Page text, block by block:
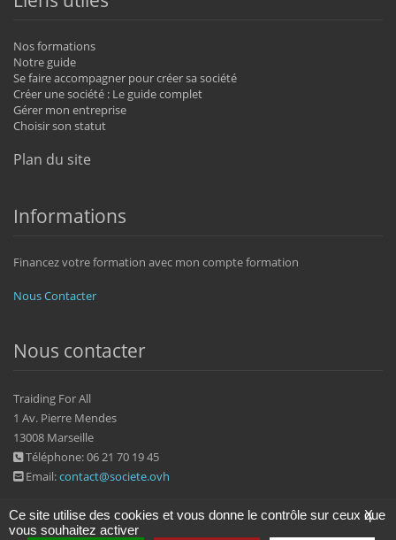
Nos formations
Notre guide
Se faire accompagner pour créer sa société
Créer une société : Le guide complet
Gérer mon entreprise
Choisir son statut
Plan du site
Informations
Financez votre formation avec mon compte formation
Nous Contacter
Nous contacter
Traiding For All
1 Av. Pierre Mendes
13008 Marseille
Téléphone: 06 21 70 19 45
Email:contact@societe.ovh
X
Ce site utilise des cookies et vous donne le contrôle sur ceux que
vous souhaitez activer